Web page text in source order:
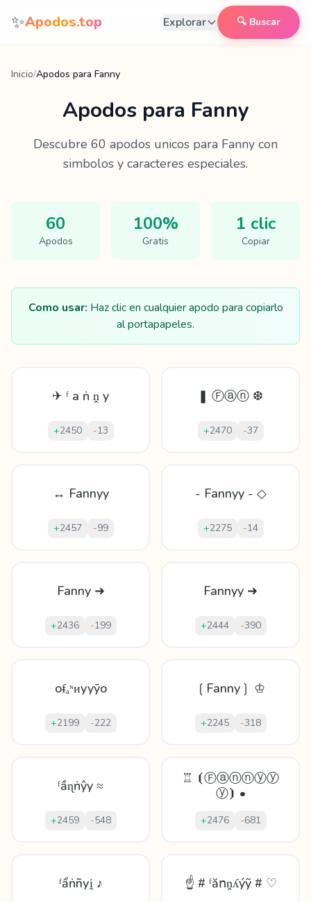
Saltar al contenido
✨Apodos.top Explorar 🔍 Buscar
Inicio/Apodos para Fanny
Apodos para Fanny
Descubre 60 apodos unicos para Fanny con
simbolos y caracteres especiales.
60
Apodos
100%
Gratis
1 clic
Copiar
Como usar: Haz clic en cualquier apodo para copiarlo
al portapapeles.
✈ ᶠ а ṅ ṋ y
+2450 -13
❚ Ⓕⓐⓝ ❆
+2470 -37
↔ Fannyy
+2457 -99
- Fannyy - ◇
+2275 -14
Fanny ➜
+2436 -199
Fannyy ➜
+2444 -390
oᵮₐᶰᴎуyȳo
+2199 -222
❲Fanny❳ ♔
+2245 -318
ᶠầɳṅŷy ≈
+2459 -548
♖ ⦗Ⓕⓐⓝⓝⓨⓨ
ⓨ⦘ •
+2476 -681
ᶠẩṅñуḭ ♪ ☝ # ᶠăոṋʎýỹ # ♡